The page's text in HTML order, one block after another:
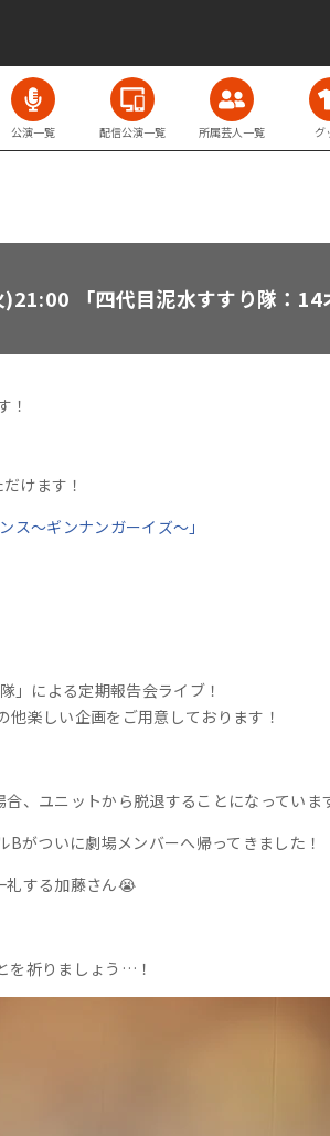
公演一覧 配信公演一覧 所属芸人一覧 グ
「四代目泥水すすり隊：14
！
けます！
ス～ギンナンガーイズ～」
」による定期報告会ライブ！
楽しい企画をご用意しております！
、ユニットから脱退することになっていま
がついに劇場メンバーへ帰ってきました！
礼する加藤さん😭
を祈りましょう…！